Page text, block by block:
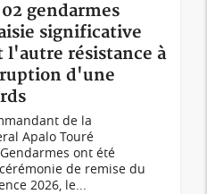
gendarmes
significative
résistance à
d'une
de la
Apalo Touré
ont été
de remise du
2026, le...